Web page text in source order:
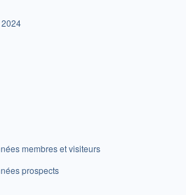
membres et visiteurs
prospects